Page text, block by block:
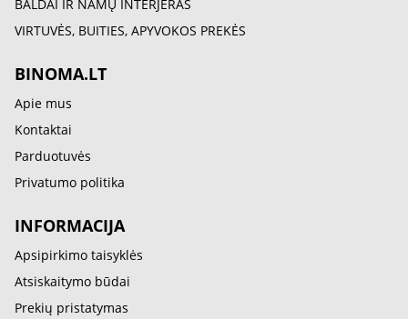
BALDAI IR NAMŲ INTERJERAS
VIRTUVĖS, BUITIES, APYVOKOS PREKĖS
BINOMA.LT
Apie mus
Kontaktai
Parduotuvės
Privatumo politika
INFORMACIJA
Apsipirkimo taisyklės
Atsiskaitymo būdai
Prekių pristatymas